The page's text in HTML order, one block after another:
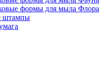
формы для мыла Флора
штампы